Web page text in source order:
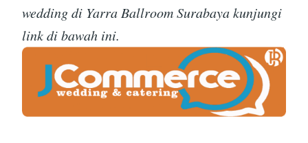
wedding di Yarra Ballroom Surabaya kunjungi
link di bawah ini.